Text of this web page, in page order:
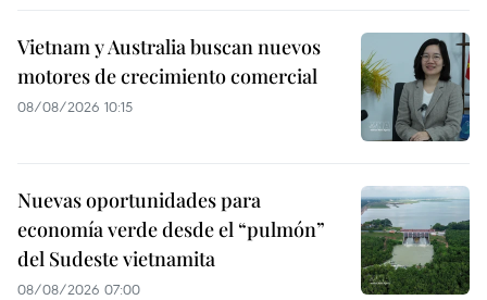
Vietnam y Australia buscan nuevos
motores de crecimiento comercial
08/08/2026 10:15
Nuevas oportunidades para
economía verde desde el “pulmón”
del Sudeste vietnamita
08/08/2026 07:00